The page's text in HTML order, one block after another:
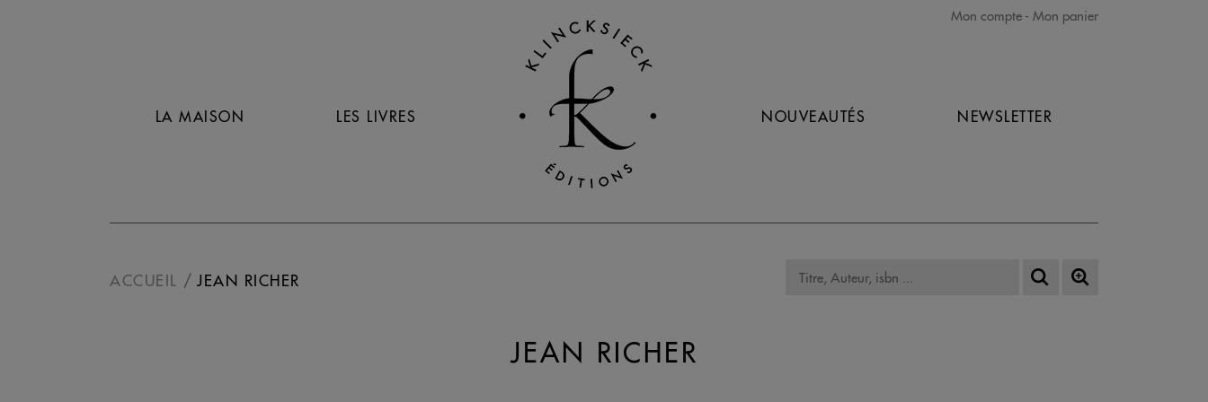
Mon compte Mon panier
LA MAISON LES LIVRES NOUVEAUTÉS NEWSLETTER
ACCUEIL JEAN RICHER
JEAN RICHER